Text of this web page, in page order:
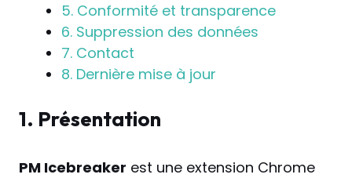
5. Conformité et transparence
6. Suppression des données
7. Contact
8. Dernière mise à jour
1. Présentation
PM Icebreaker est une extension Chrome